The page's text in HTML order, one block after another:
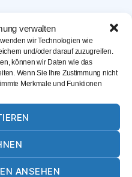
verwalten
wir Technologien wie
und/oder darauf zuzugreifen.
können wir Daten wie das
Wenn Sie Ihre Zustimmung nicht
Merkmale und Funktionen
ANSEHEN
laden